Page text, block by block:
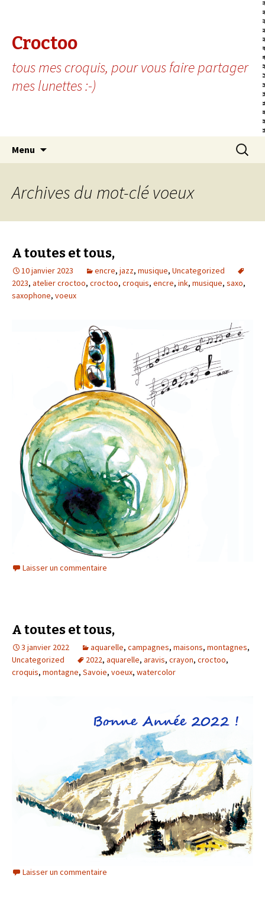
Croctoo
tous mes croquis, pour vous faire partager
mes lunettes :-)
Menu
Archives du mot-clé voeux
A toutes et tous,
10 janvier 2023 encre, jazz, musique, Uncategorized
2023, atelier croctoo, croctoo, croquis, encre, ink, musique, saxo,
saxophone, voeux
Laisser un commentaire
A toutes et tous,
3 janvier 2022 aquarelle, campagnes, maisons, montagnes,
Uncategorized
2022, aquarelle, aravis, crayon, croctoo,
croquis, montagne, Savoie, voeux, watercolor
Laisser un commentaire